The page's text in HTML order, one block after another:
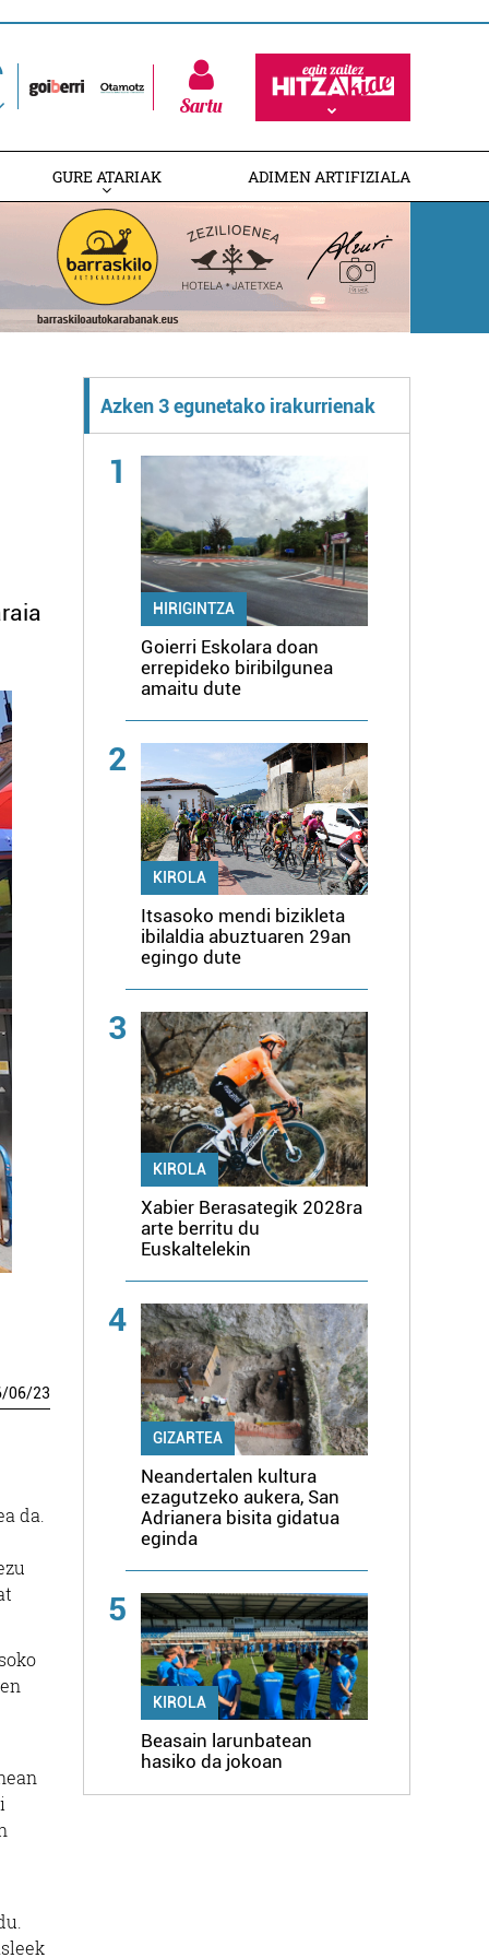
Sartu
GURE ATARIAK ADIMEN ARTIFIZIALA
/06/23
da.
Azken 3 egunetako irakurrienak
1
HIRIGINTZA
Goierri Eskolara doan
errepideko biribilgunea
amaitu dute
2
KIROLA
Itsasoko mendi bizikleta
ibilaldia abuztuaren 29an
egingo dute
3
KIROLA
Xabier Berasategik 2028ra
arte berritu du
Euskaltelekin
4
GIZARTEA
Neandertalen kultura
ezagutzeko aukera, San
Adrianera bisita gidatua
eginda
5
KIROLA
Beasain larunbatean
hasiko da jokoan